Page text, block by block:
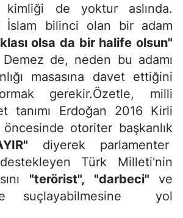
kimliği de yoktur aslında.
İslam bilinci olan bir adam
olsa da bir halife olsun"
de, neden bu adamı
masasına davet ettiğini
gerekir.Özetle, milli
tanımı Erdoğan 2016 Kirli
otoriter başkanlık
diyerek parlamenter
Türk Milleti'nin
"terörist", "darbeci" ve
suçlayabilmesine yol